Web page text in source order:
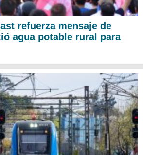
refuerza mensaje de
agua potable rural para